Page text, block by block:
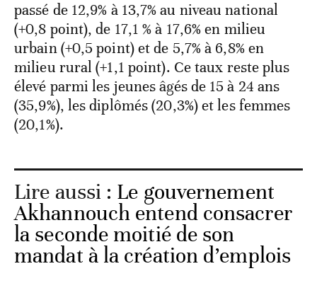
passé de 12,9% à 13,7% au niveau national
(+0,8 point), de 17,1 % à 17,6% en milieu
urbain (+0,5 point) et de 5,7% à 6,8% en
milieu rural (+1,1 point). Ce taux reste plus
élevé parmi les jeunes âgés de 15 à 24 ans
(35,9%), les diplômés (20,3%) et les femmes
(20,1%).
Lire aussi : Le gouvernement
Akhannouch entend consacrer
la seconde moitié de son
mandat à la création d’emplois